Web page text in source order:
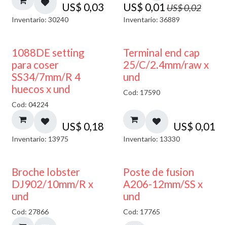
US$ 0,03
Inventario: 30240
US$ 0,01 US$0,02
Inventario: 36889
1088DE setting
para coser
SS34/7mm/R 4
huecos x und
Cod: 04224
US$ 0,18
Inventario: 13975
Terminal end cap
25/C/2.4mm/raw x
und
Cod: 17590
US$ 0,01
Inventario: 13330
Broche lobster
DJ902/10mm/R x
und
Cod: 27866
Poste de fusion
A206-12mm/SS x
und
Cod: 17765